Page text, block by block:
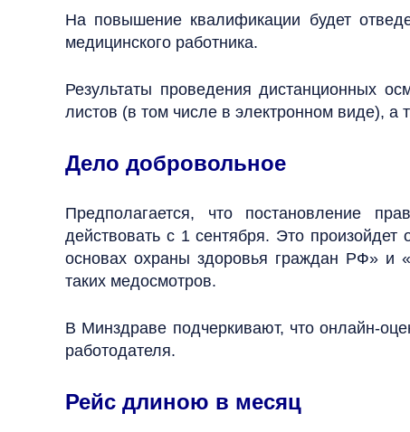
На повышение квалификации будет
медицинского работника.
Результаты проведения дистанционных
листов (в том числе в электронном виде), а
Дело добровольное
Предполагается, что постановление
действовать с 1 сентября. Это
основах охраны здоровья граждан РФ» и
таких медосмотров.
В Минздраве подчеркивают, что онлайн-
работодателя.
Рейс длиною в месяц